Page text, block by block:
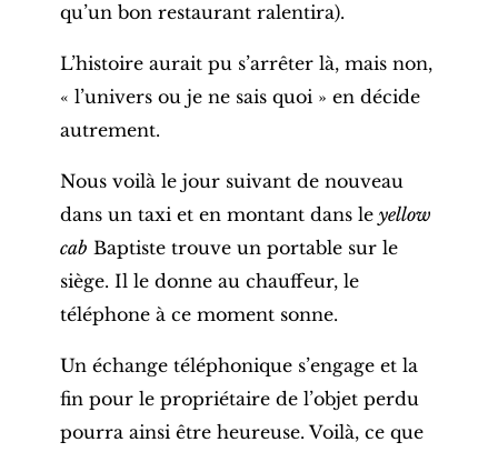
qu’un bon restaurant ralentira).
L’histoire aurait pu s’arrêter là, mais non,
« l’univers ou je ne sais quoi » en décide
autrement.
Nous voilà le jour suivant de nouveau
dans un taxi et en montant dans le yellow
cab Baptiste trouve un portable sur le
siège. Il le donne au chauffeur, le
téléphone à ce moment sonne.
Un échange téléphonique s’engage et la
fin pour le propriétaire de l’objet perdu
pourra ainsi être heureuse. Voilà, ce que